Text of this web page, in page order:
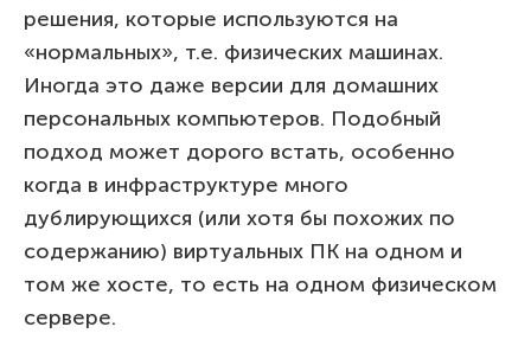
решения, которые используются на
«нормальных», т.е. физических машинах.
Иногда это даже версии для домашних
персональных компьютеров. Подобный
подход может дорого встать, особенно
когда в инфраструктуре много
дублирующихся (или хотя бы похожих по
содержанию) виртуальных ПК на одном и
том же хосте, то есть на одном физическом
сервере.